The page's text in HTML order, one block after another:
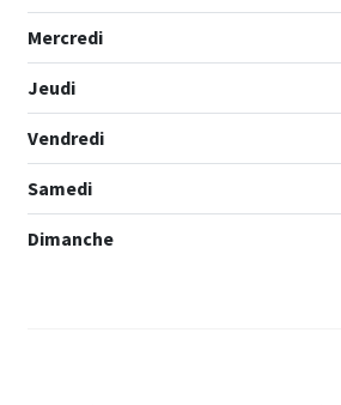
Mercredi
Jeudi
Vendredi
Samedi
Dimanche